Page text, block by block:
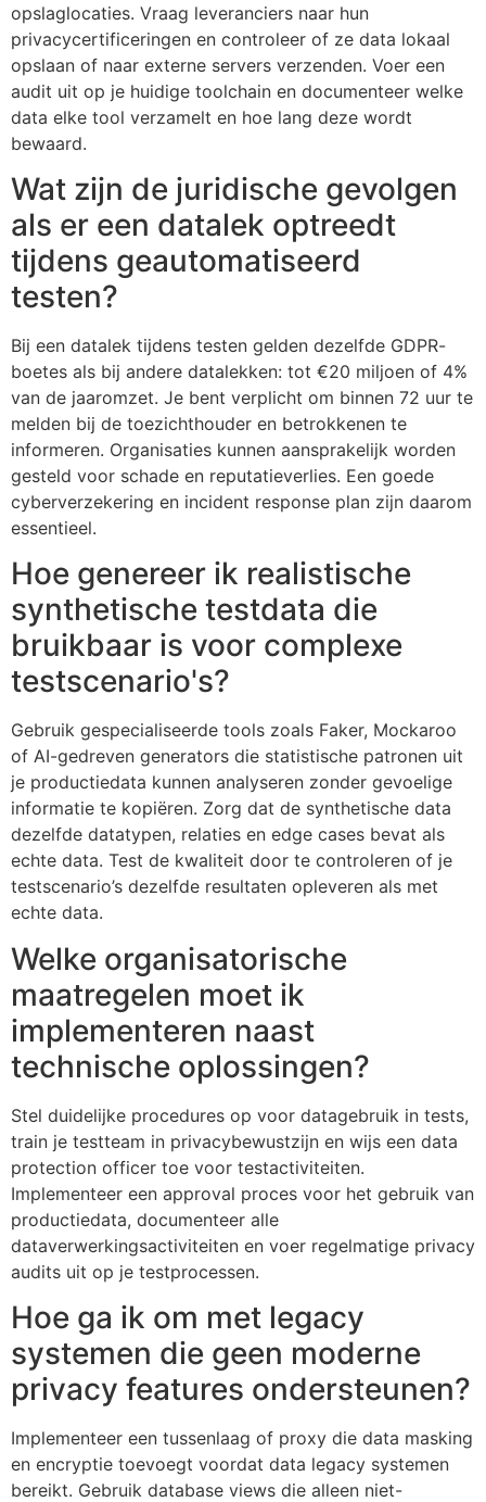
opslaglocaties. Vraag leveranciers naar hun
privacycertificeringen en controleer of ze data lokaal
opslaan of naar externe servers verzenden. Voer een
audit uit op je huidige toolchain en documenteer welke
data elke tool verzamelt en hoe lang deze wordt
bewaard.
Wat zijn de juridische gevolgen
als er een datalek optreedt
tijdens geautomatiseerd
testen?
Bij een datalek tijdens testen gelden dezelfde GDPR-
boetes als bij andere datalekken: tot €20 miljoen of 4%
van de jaaromzet. Je bent verplicht om binnen 72 uur te
melden bij de toezichthouder en betrokkenen te
informeren. Organisaties kunnen aansprakelijk worden
gesteld voor schade en reputatieverlies. Een goede
cyberverzekering en incident response plan zijn daarom
essentieel.
Hoe genereer ik realistische
synthetische testdata die
bruikbaar is voor complexe
testscenario's?
Gebruik gespecialiseerde tools zoals Faker, Mockaroo
of AI-gedreven generators die statistische patronen uit
je productiedata kunnen analyseren zonder gevoelige
informatie te kopiëren. Zorg dat de synthetische data
dezelfde datatypen, relaties en edge cases bevat als
echte data. Test de kwaliteit door te controleren of je
testscenario’s dezelfde resultaten opleveren als met
echte data.
Welke organisatorische
maatregelen moet ik
implementeren naast
technische oplossingen?
Stel duidelijke procedures op voor datagebruik in tests,
train je testteam in privacybewustzijn en wijs een data
protection officer toe voor testactiviteiten.
Implementeer een approval proces voor het gebruik van
productiedata, documenteer alle
dataverwerkingsactiviteiten en voer regelmatige privacy
audits uit op je testprocessen.
Hoe ga ik om met legacy
systemen die geen moderne
privacy features ondersteunen?
Implementeer een tussenlaag of proxy die data masking
en encryptie toevoegt voordat data legacy systemen
bereikt. Gebruik database views die alleen niet-